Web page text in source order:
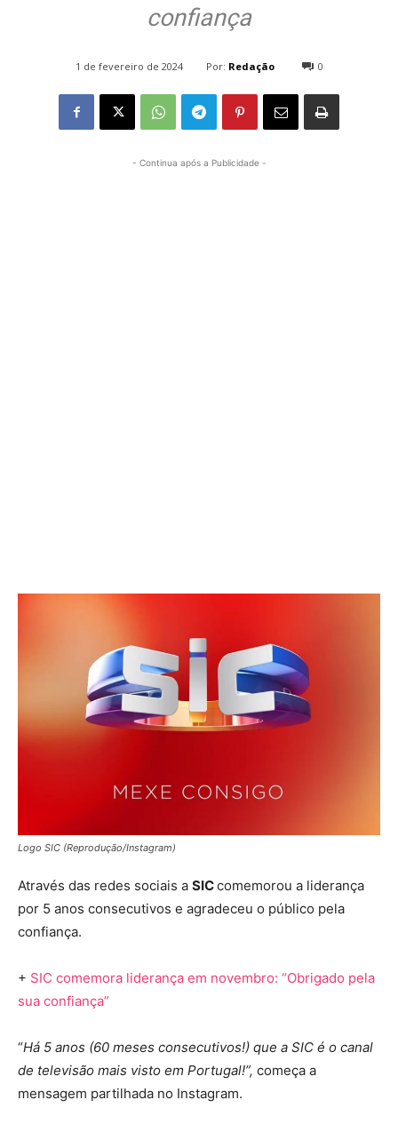
confiança
1 de fevereiro de 2024 Por: Redação 0
- Continua após a Publicidade -
Logo SIC (Reprodução/Instagram)
Através das redes sociais a SICcomemorou a liderança
por 5 anos consecutivos e agradeceu o público pela
confiança.
+ SIC comemora liderança em novembro: “Obrigado pela
sua confiança”
“Há 5 anos (60 meses consecutivos!) que a SIC é o canal
de televisão mais visto em Portugal!”, começa a
mensagem partilhada no Instagram.